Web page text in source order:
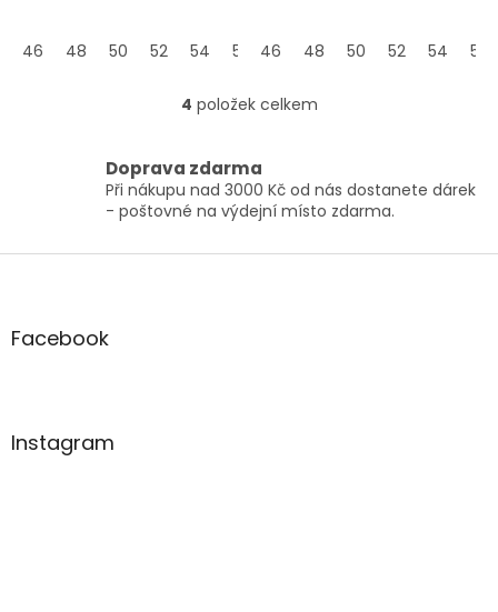
46 48 50 52 54 56 46 48 50 52 54 56
O
á
d
a
í
4 položek celkem
Doprava zdarma
Při nákupu nad 3000 Kč od nás dostanete dárek
- poštovné na výdejní místo zdarma.
Z
aFacebook
Instagram